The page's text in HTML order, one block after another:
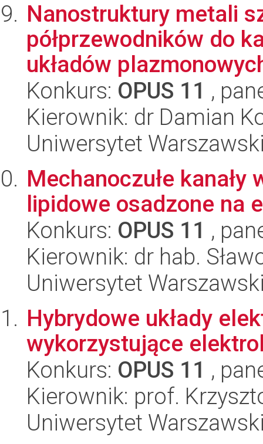
Nanostruktury metali
półprzewodników do
układów
Konkurs: OPUS 11 ,
Kierownik: dr Damian
Uniwersytet
Mechanoczułe
lipidowe osadzone na
Konkurs: OPUS 11 ,
Kierownik: dr hab.
Uniwersytet
Hybrydowe układy
wykorzystujące
Konkurs: OPUS 11 ,
Kierownik: prof.
Uniwersytet